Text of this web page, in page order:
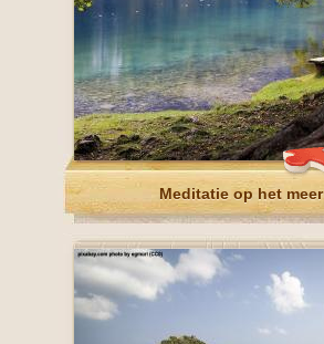
Meditatie op het meer